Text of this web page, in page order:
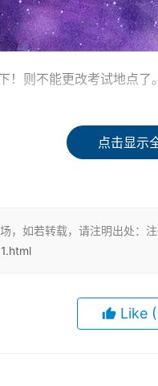
！则不能更改考试地点了
报考地区是无法更改。
报名后不能申请改变。
点击显示
，如若转载，请注明出处：
Like